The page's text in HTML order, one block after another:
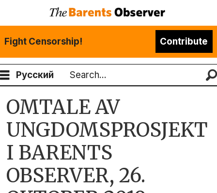
Fight Censorship! Contribute
Русский
Search
OMTALE AV
UNGDOMSPROSJEKT
I BARENTS
OBSERVER, 26.